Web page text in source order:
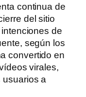
continua de
del sitio
de
según los
convertido en
virales,
usuarios a